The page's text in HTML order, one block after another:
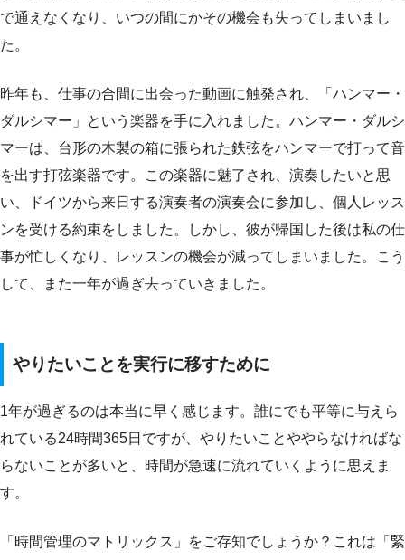
で通えなくなり、いつの間にかその機会も失ってしまいまし
た。
昨年も、仕事の合間に出会った動画に触発され、「ハンマー・
ダルシマー」という楽器を手に入れました。ハンマー・ダルシ
マーは、台形の木製の箱に張られた鉄弦をハンマーで打って音
を出す打弦楽器です。この楽器に魅了され、演奏したいと思
い、ドイツから来日する演奏者の演奏会に参加し、個人レッス
ンを受ける約束をしました。しかし、彼が帰国した後は私の仕
事が忙しくなり、レッスンの機会が減ってしまいました。こう
して、また一年が過ぎ去っていきました。
やりたいことを実行に移すために
1年が過ぎるのは本当に早く感じます。誰にでも平等に与えら
れている24時間365日ですが、やりたいことややらなければな
らないことが多いと、時間が急速に流れていくように思えま
す。
「時間管理のマトリックス」をご存知でしょうか？これは「緊